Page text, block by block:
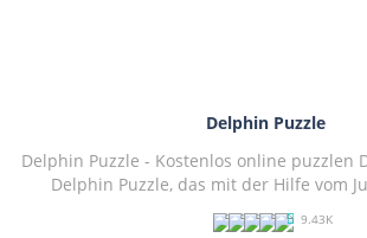
Delphin Puzzle
Delphin Puzzle - Kostenlos online puzzlen
Delphin Puzzle, das mit der Hilfe vom
9.43K